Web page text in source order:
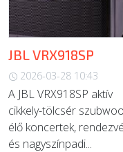
JBL VRX918SP
2026-03-28 10:43
A JBL VRX918SP aktív
cikkely-tölcsér
élő koncertek,
és nagyszínpadi...